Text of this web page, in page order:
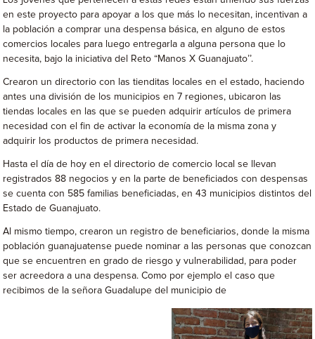
en este proyecto para apoyar a los que más lo necesitan, incentivan a
la población a comprar una despensa básica, en alguno de estos
comercios locales para luego entregarla a alguna persona que lo
necesita, bajo la iniciativa del Reto “Manos X Guanajuato’’.
Crearon un directorio con las tienditas locales en el estado, haciendo
antes una división de los municipios en 7 regiones, ubicaron las
tiendas locales en las que se pueden adquirir artículos de primera
necesidad con el fin de activar la economía de la misma zona y
adquirir los productos de primera necesidad.
Hasta el día de hoy en el directorio de comercio local se llevan
registrados 88 negocios y en la parte de beneficiados con despensas
se cuenta con 585 familias beneficiadas, en 43 municipios distintos del
Estado de Guanajuato.
Al mismo tiempo, crearon un registro de beneficiarios, donde la misma
población guanajuatense puede nominar a las personas que conozcan
que se encuentren en grado de riesgo y vulnerabilidad, para poder
ser acreedora a una despensa. Como por ejemplo el caso que
recibimos de la señora Guadalupe del municipio de